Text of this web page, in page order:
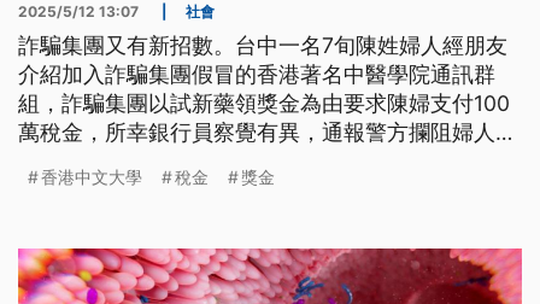
2025/5/12 13:07 社會
詐騙集團又有新招數。台中一名7旬陳姓婦人經朋友
介紹加入詐騙集團假冒的香港著名中醫學院通訊群
組，詐騙集團以試新藥領獎金為由要求陳婦支付100
萬稅金，所幸銀行員察覺有異，通報警方攔阻婦人提
香港中文大學 稅金 獎金